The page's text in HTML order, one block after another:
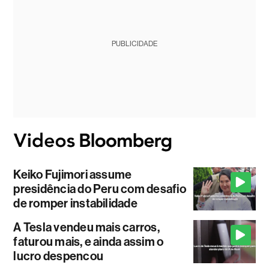
PUBLICIDADE
Keiko Fujimori assume
presidência do Peru com desafio
de romper instabilidade
A Tesla vendeu mais carros,
faturou mais, e ainda assim o
lucro despencou